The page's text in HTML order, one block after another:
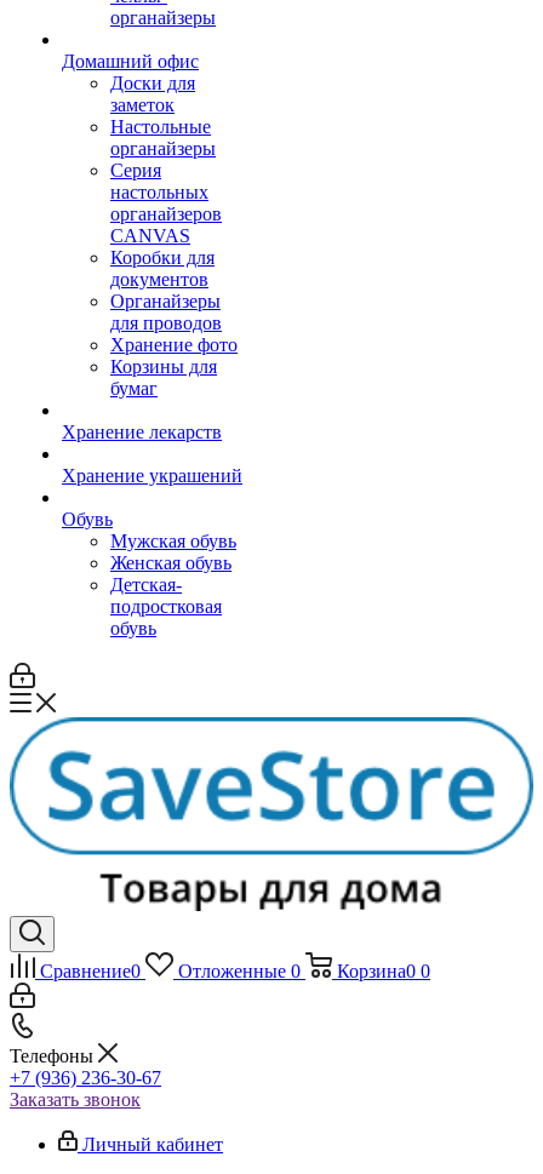
органайзеры
Домашний офис
Доски для
заметок
Настольные
органайзеры
Серия
настольных
органайзеров
CANVAS
Коробки для
документов
Органайзеры
для проводов
Хранение фото
Корзины для
бумаг
Хранение лекарств
Хранение украшений
Обувь
Мужская обувь
Женская обувь
Детская-
подростковая
обувь
Сравнение0 Отложенные 0 Корзина0 0
Телефоны
+7 (936) 236-30-67
Заказать звонок
Личный кабинет